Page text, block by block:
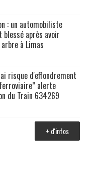
: un automobiliste
blessé après avoir
à Limas
risque d'effondrement
alerte
du Train 634269
+ d'infos